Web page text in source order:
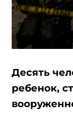
Десять
ребенок,